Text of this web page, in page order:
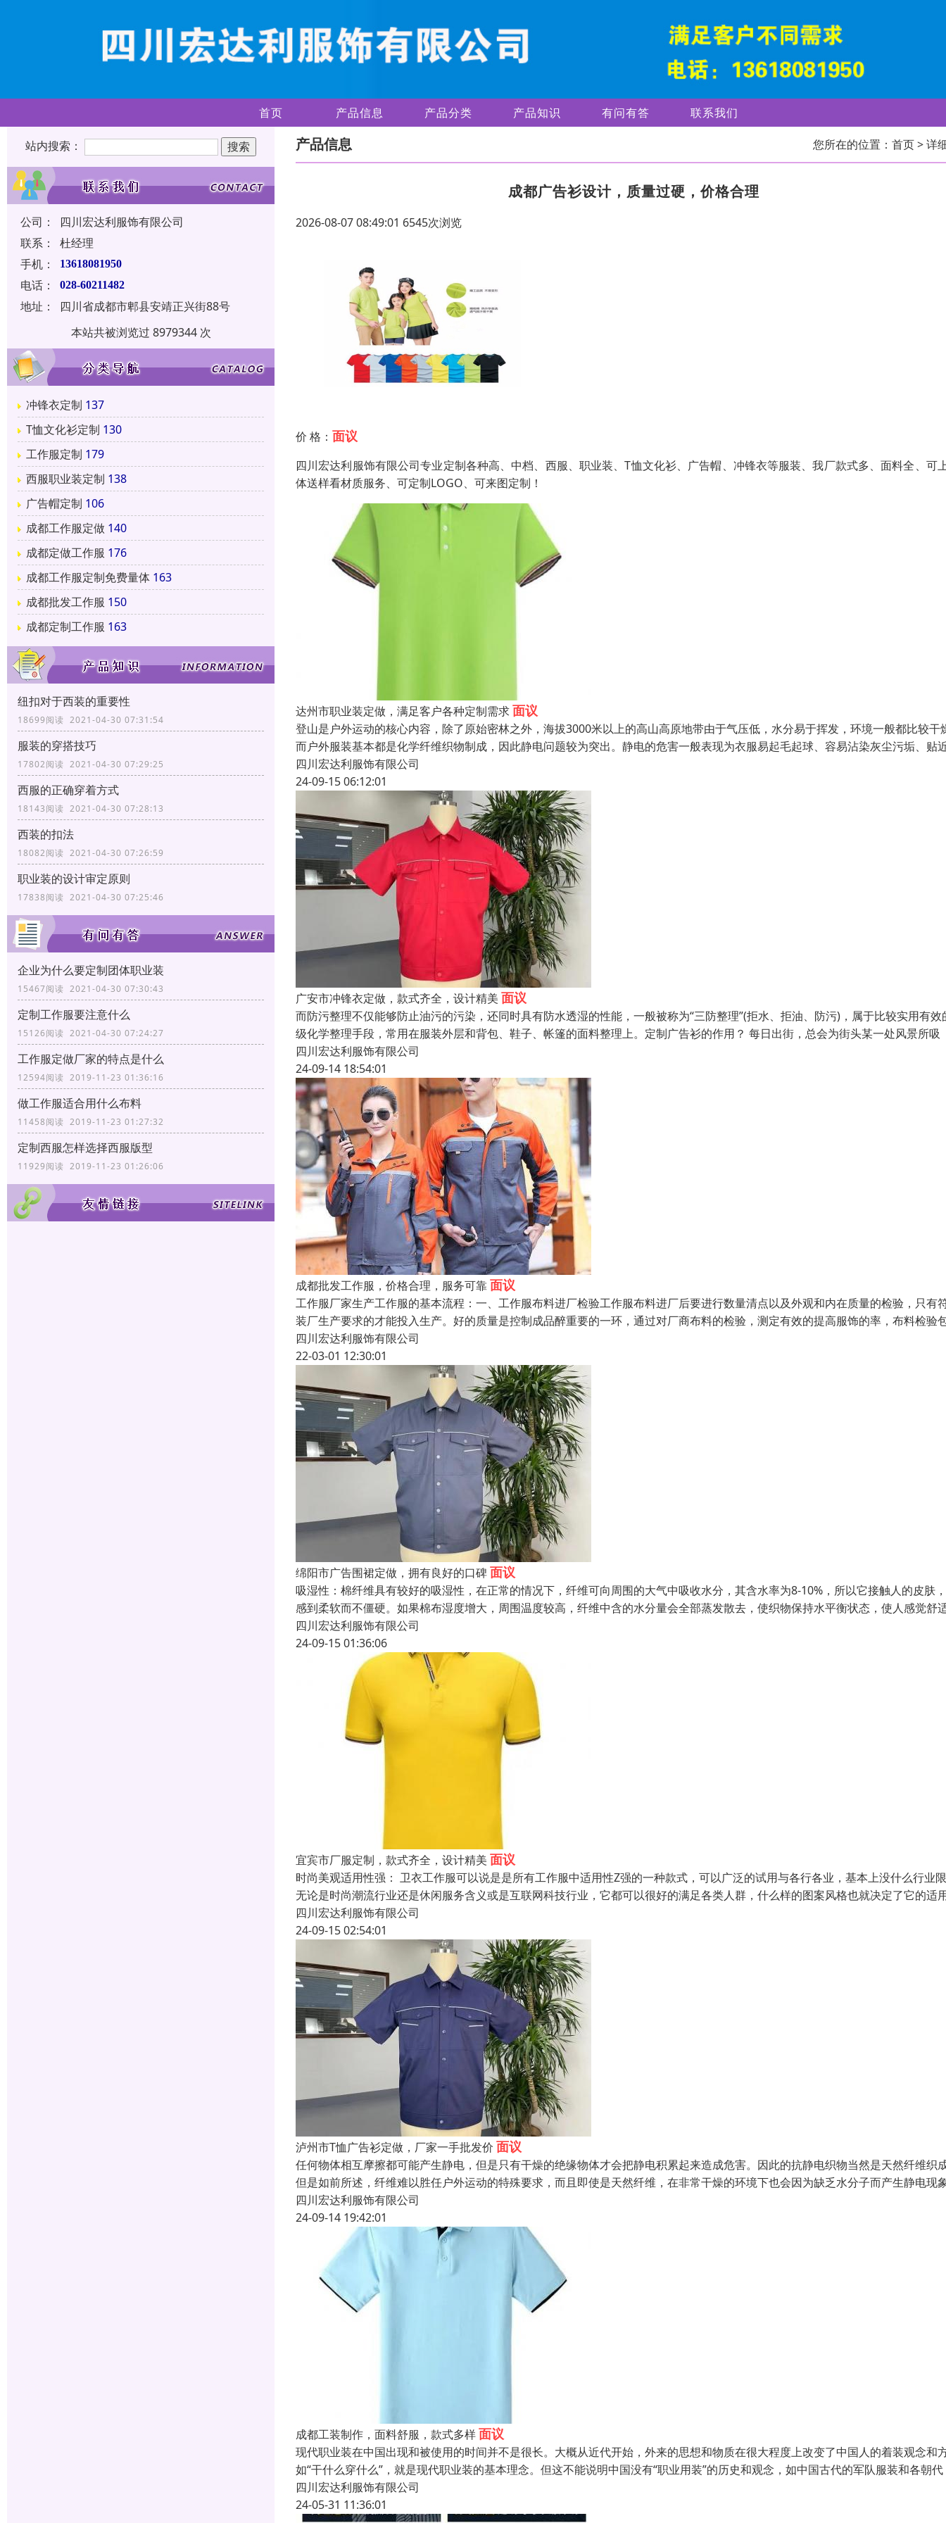
首页 产品信息 产品分类 产品知识 有问有答 联系我们
站内搜索：
公司：
四川宏达利服饰有限公司
联系：
杜经理
手机：
13618081950
电话： 028-60211482
地址：
四川省成都市郫县安靖正兴街88号
本站共被浏览过 8979344 次
冲锋衣定制 137
T恤文化衫定制 130
工作服定制 179
西服职业装定制 138
广告帽定制 106
成都工作服定做 140
成都定做工作服 176
成都工作服定制免费量体 163
成都批发工作服 150
成都定制工作服 163
纽扣对于西装的重要性
18699阅读 2021-04-30 07:31:54
服装的穿搭技巧
17802阅读 2021-04-30 07:29:25
西服的正确穿着方式
18143阅读 2021-04-30 07:28:13
西装的扣法
18082阅读 2021-04-30 07:26:59
职业装的设计审定原则
17838阅读 2021-04-30 07:25:46
企业为什么要定制团体职业装
15467阅读 2021-04-30 07:30:43
定制工作服要注意什么
15126阅读 2021-04-30 07:24:27
工作服定做厂家的特点是什么
12594阅读 2019-11-23 01:36:16
做工作服适合用什么布料
11458阅读 2019-11-23 01:27:32
定制西服怎样选择西服版型
11929阅读 2019-11-23 01:26:06
产品信息 您所在的位置： 首页> 详
成都广告衫设计，质量过硬，价格合理
2026-08-07 08:49:01 6545次浏览
价 格： 面议
四川宏达利服饰有限公司专业定制各种高、中档、西服、职业装、T恤文化衫、广告帽、冲锋衣等服装、我厂款式多、面料全、可
体送样看材质服务、可定制LOGO、可来图定制！
达州市职业装定做，满足客户各种定制需求面议
登山是户外运动的核心内容，除了原始密林之外，海拔3000米以上的高山高原地带由于气压低，水分易于挥发，环境一般都比较干
而户外服装基本都是化学纤维织物制成，因此静电问题较为突出。静电的危害一般表现为衣服易起毛起球、容易沾染灰尘污垢、贴
四川宏达利服饰有限公司
24-09-15 06:12:01
广安市冲锋衣定做，款式齐全，设计精美 面议
而防污整理不仅能够防止油污的污染，还同时具有防水透湿的性能，一般被称为“三防整理”(拒水、拒油、防污)，属于比较实用有效
级化学整理手段，常用在服装外层和背包、鞋子、帐篷的面料整理上。定制广告衫的作用？ 每日出街，总会为街头某一处风景所吸
四川宏达利服饰有限公司
24-09-14 18:54:01
成都批发工作服，价格合理，服务可靠面议
工作服厂家生产工作服的基本流程：一、工作服布料进厂检验工作服布料进厂后要进行数量清点以及外观和内在质量的检验，只有
装厂生产要求的才能投入生产。好的质量是控制成品醉重要的一环，通过对厂商布料的检验，测定有效的提高服饰的率，布料检验
四川宏达利服饰有限公司
22-03-01 12:30:01
绵阳市广告围裙定做，拥有良好的口碑面议
吸湿性：棉纤维具有较好的吸湿性，在正常的情况下，纤维可向周围的大气中吸收水分，其含水率为8-10%，所以它接触人的皮肤
感到柔软而不僵硬。如果棉布湿度增大，周围温度较高，纤维中含的水分量会全部蒸发散去，使织物保持水平衡状态，使人感觉舒
四川宏达利服饰有限公司
24-09-15 01:36:06
宜宾市厂服定制，款式齐全，设计精美 面议
时尚美观适用性强： 卫衣工作服可以说是是所有工作服中适用性Z强的一种款式，可以广泛的试用与各行各业，基本上没什么行业
无论是时尚潮流行业还是休闲服务含义或是互联网科技行业，它都可以很好的满足各类人群，什么样的图案风格也就决定了它的适
四川宏达利服饰有限公司
24-09-15 02:54:01
泸州市T恤广告衫定做，厂家一手批发价 面议
任何物体相互摩擦都可能产生静电，但是只有干燥的绝缘物体才会把静电积累起来造成危害。因此的抗静电织物当然是天然纤维织
但是如前所述，纤维难以胜任户外运动的特殊要求，而且即使是天然纤维，在非常干燥的环境下也会因为缺乏水分子而产生静电现
四川宏达利服饰有限公司
24-09-14 19:42:01
成都工装制作，面料舒服，款式多样面议
现代职业装在中国出现和被使用的时间并不是很长。大概从近代开始，外来的思想和物质在很大程度上改变了中国人的着装观念和
如“干什么穿什么”，就是现代职业装的基本理念。但这不能说明中国没有“职业用装”的历史和观念，如中国古代的军队服装和各朝代
四川宏达利服饰有限公司
24-05-31 11:36:01